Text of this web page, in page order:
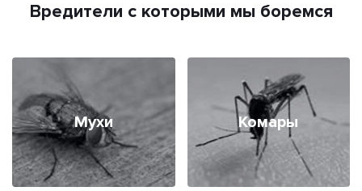
Вредители с которыми мы боремся
Мухи Комары